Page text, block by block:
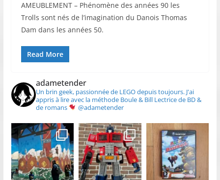
AMEUBLEMENT – Phénomène des années 90 les
Trolls sont nés de l’imagination du Danois Thomas
Dam dans les années 50.
Read More
adametender
Un brin geek, passionnée de LEGO depuis toujours.J'ai
appris à lire avec la méthode Boule & Bill Lectrice de BD &
de romans
@adametender